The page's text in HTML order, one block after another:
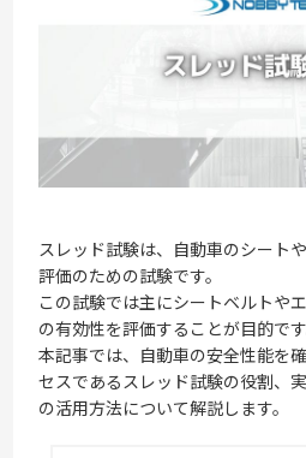
スレッド試験は、自動車のシート
評価のための試験です。
この試験では主にシートベルトや
の有効性を評価することが目的です
本記事では、自動車の安全性能を
セスであるスレッド試験の役割、
の活用方法について解説します。